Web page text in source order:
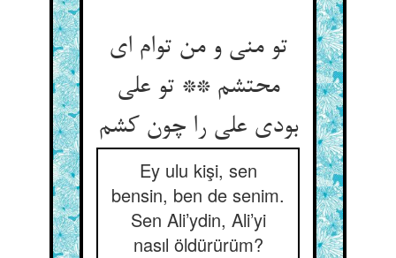
تو منی و من توام ای
محتشم ** تو علی
Ey ulu kişi, sen
bensin, ben de senim.
Sen Ali’ydin, Ali’yi
nasıl öldürürüm?